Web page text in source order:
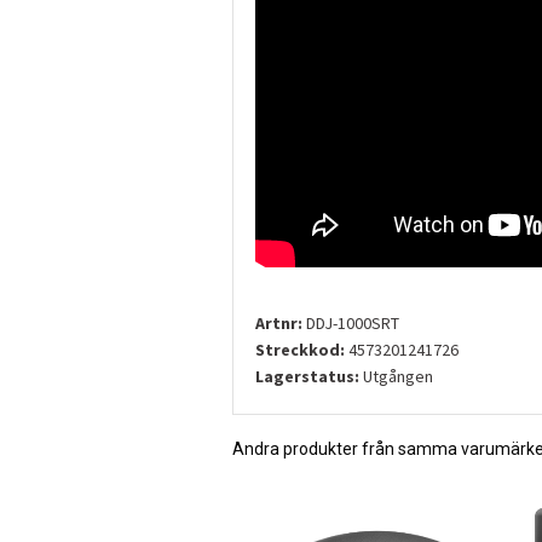
Artnr: DDJ-1000SRT
Streckkod: 4573201241726
Lagerstatus: Utgången
Andra produkter från samma